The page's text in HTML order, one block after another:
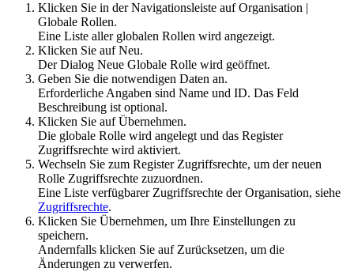
Klicken Sie in der Navigationsleiste aufOrganisation |
Globale Rollen.
Eine Liste aller globalen Rollen wird angezeigt.
Klicken Sie aufNeu.
Der Dialog Neue Globale Rolle wird geöffnet.
Geben Sie die notwendigen Daten an.
Erforderliche Angaben sind Name und ID. Das Feld
Beschreibung ist optional.
Klicken Sie aufÜbernehmen.
Die globale Rolle wird angelegt und das Register
Zugriffsrechte wird aktiviert.
Wechseln Sie zum Register Zugriffsrechte, um der neuen
Rolle Zugriffsrechte zuzuordnen.
Eine Liste verfügbarer Zugriffsrechte der Organisation, siehe
Zugriffsrechte.
Klicken Sie Übernehmen, um Ihre Einstellungen zu
speichern.
Andernfalls klicken Sie auf Zurücksetzen, um die
Änderungen zu verwerfen.